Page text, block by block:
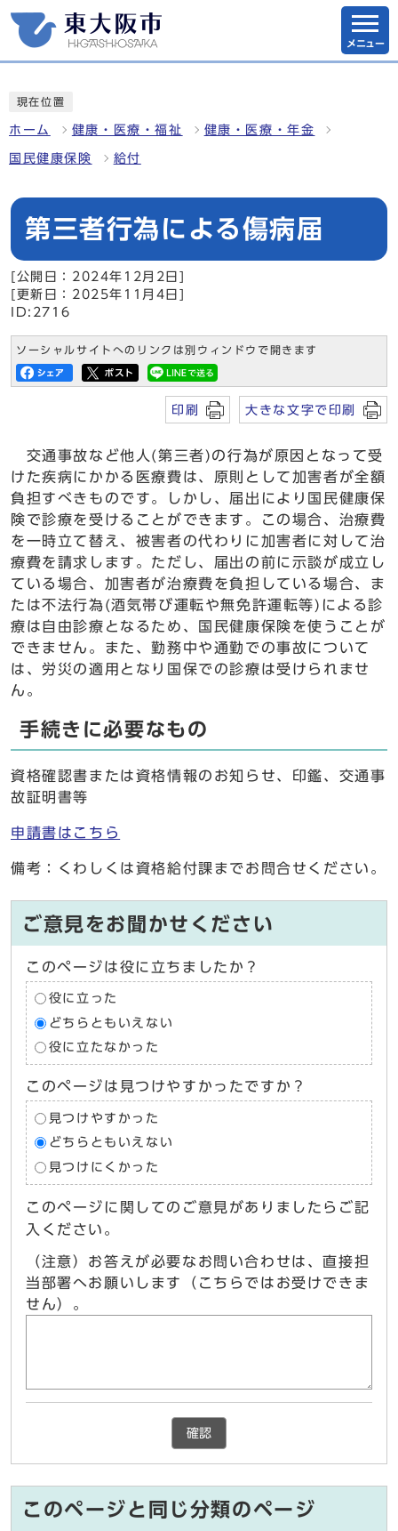
メニュー
現在位置
ホーム 健康・医療・福祉 健康・医療・年金
国民健康保険 給付
第三者行為による傷病届
[公開日：2024年12月2日]
[更新日：2025年11月4日]
ID:2716
ソーシャルサイトへのリンクは別ウィンドウで開きます
印刷 大きな文字で印刷
交通事故など他人(第三者)の行為が原因となって受
けた疾病にかかる医療費は、原則として加害者が全額
負担すべきものです。しかし、届出により国民健康保
険で診療を受けることができます。この場合、治療費
を一時立て替え、被害者の代わりに加害者に対して治
療費を請求します。ただし、届出の前に示談が成立し
ている場合、加害者が治療費を負担している場合、ま
たは不法行為(酒気帯び運転や無免許運転等)による診
療は自由診療となるため、国民健康保険を使うことが
できません。また、勤務中や通勤での事故について
は、労災の適用となり国保での診療は受けられませ
ん。
手続きに必要なもの
資格確認書または資格情報のお知らせ、印鑑、交通事
故証明書等
申請書はこちら
備考：くわしくは資格給付課までお問合せください。
ご意見をお聞かせください
このページは役に立ちましたか？
役に立った
どちらともいえない
役に立たなかった
このページは見つけやすかったですか？
見つけやすかった
どちらともいえない
見つけにくかった
このページに関してのご意見がありましたらご記
入ください。
（注意）お答えが必要なお問い合わせは、直接担
当部署へお願いします（こちらではお受けできま
せん）。
確認
このページと同じ分類のページ